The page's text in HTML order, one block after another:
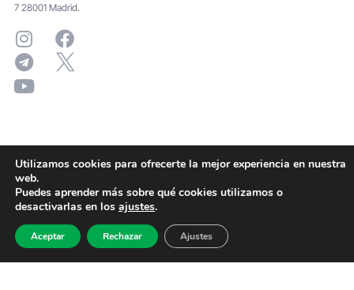
7 28001 Madrid.
Utilizamos cookies para ofrecerte la mejor experiencia en nuestra
web.
Puedes aprender más sobre qué cookies utilizamos o
desactivarlas en los ajustes.
Aceptar Rechazar Ajustes